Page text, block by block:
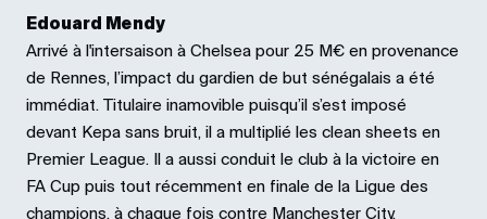
Edouard Mendy
Arrivé à l'intersaison à Chelsea pour 25 M€ en provenance
de Rennes, l’impact du gardien de but sénégalais a été
immédiat. Titulaire inamovible puisqu’il s’est imposé
devant Kepa sans bruit, il a multiplié les clean sheets en
Premier League. Il a aussi conduit le club à la victoire en
FA Cup puis tout récemment en finale de la Ligue des
champions, à chaque fois contre Manchester City,